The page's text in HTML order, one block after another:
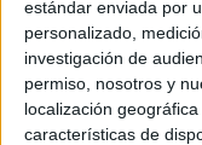
estándar enviada por
personalizado,
investigación de
permiso, nosotros y
localización
características de